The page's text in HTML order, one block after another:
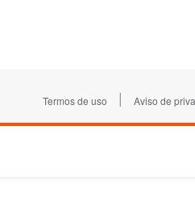
Termos de uso | Aviso de